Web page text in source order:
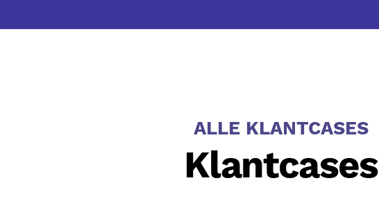
ALLE KLANTCASES
Klantcases